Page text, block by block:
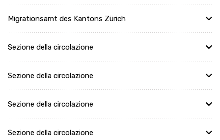
Migrationsamt des Kantons Zürich
Sezione della circolazione
Sezione della circolazione
Sezione della circolazione
Sezione della circolazione